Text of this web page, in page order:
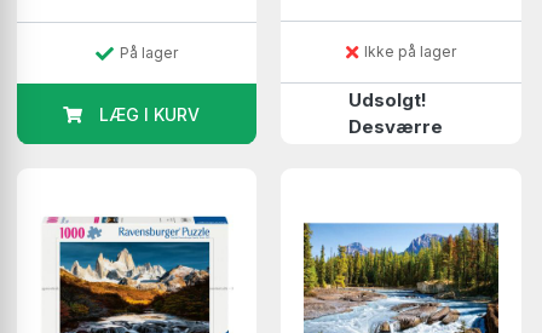
På lager
LÆG I KURV
Ikke på lager
Udsolgt!
Desværre